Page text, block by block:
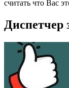
считать что Вас
Диспетчер